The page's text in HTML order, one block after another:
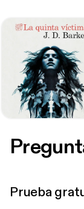
Prueba